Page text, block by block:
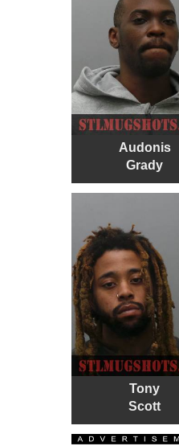
Audonis
Grady
Tony
Scott